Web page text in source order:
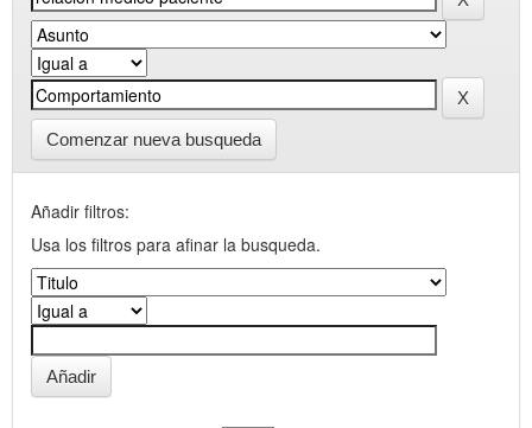
Comenzar nueva busqueda
Añadir filtros:
Usa los filtros para afinar la busqueda.